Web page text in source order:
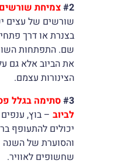
#2צמיחת
שורשים של עצים
בצנרת או דרך פתחי
שם. התפתחות
את הביוב אלא גם
הצינורות עצמם.
#3סתימה בגלל
לביוב– בוץ, ענפים
יכולים להתעופף
והסוערת של השנה
שחשופים לאוויר.